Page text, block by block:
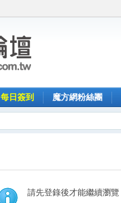
每日簽到 魔方網粉絲團
請先登錄後才能繼續瀏覽